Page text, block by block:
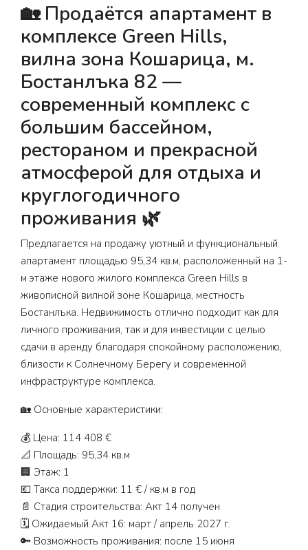
🏡 Продаётся апартамент в
комплексе Green Hills,
вилна зона Кошарица, м.
Бостанлъка 82 —
современный комплекс с
большим бассейном,
рестораном и прекрасной
атмосферой для отдыха и
круглогодичного
проживания 🌿
Предлагается на продажу уютный и функциональный
апартамент площадью 95,34 кв.м, расположенный на 1-
м этаже нового жилого комплекса Green Hills в
живописной вилной зоне Кошарица, местность
Бостанлъка. Недвижимость отлично подходит как для
личного проживания, так и для инвестиции с целью
сдачи в аренду благодаря спокойному расположению,
близости к Солнечному Берегу и современной
инфраструктуре комплекса.
🏡 Основные характеристики:
💰 Цена: 114 408 €
📐 Площадь: 95,34 кв.м
🏢 Этаж: 1
💶 Такса поддержки: 11 € / кв.м в год
📄 Стадия строительства: Акт 14 получен
🗓️ Ожидаемый Акт 16: март / апрель 2027 г.
🔑 Возможность проживания: после 15 июня